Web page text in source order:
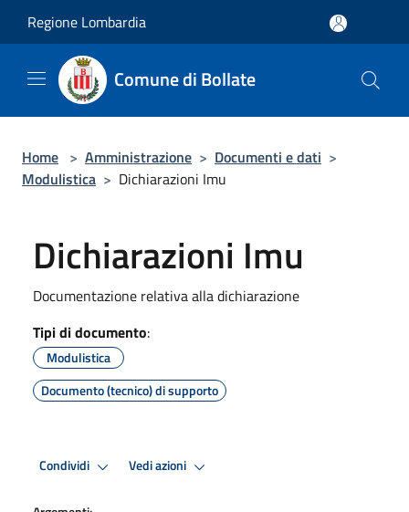
Regione Lombardia
Comune di Bollate
Home > Amministrazione > Documenti e dati >
Modulistica > Dichiarazioni Imu
Dichiarazioni Imu
Documentazione relativa alla dichiarazione
Tipi di documento:
Modulistica
Documento (tecnico) di supporto
Condividi Vedi azioni